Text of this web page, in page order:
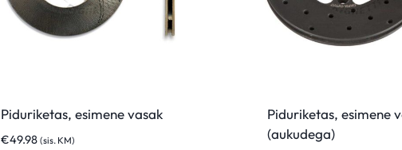
Piduriketas, esimene vasak
€49.98 (sis. KM)
Piduriketas, esimene
(aukudega)